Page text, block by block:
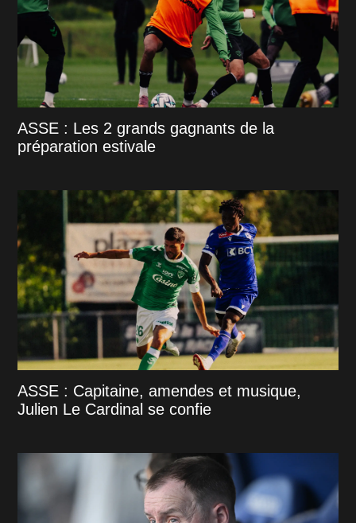
ASSE : Les 2 grands gagnants de la
préparation estivale
ASSE : Capitaine, amendes et musique,
Julien Le Cardinal se confie